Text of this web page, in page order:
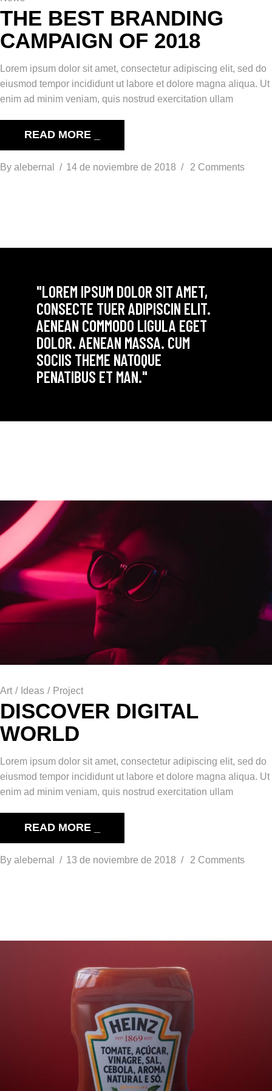
THE BEST BRANDING
CAMPAIGN OF 2018
Lorem ipsum dolor sit amet, consectetur adipiscing elit, sed do
eiusmod tempor incididunt ut labore et dolore magna aliqua. Ut
enim ad minim veniam, quis nostrud exercitation ullam
READ MORE _
By alebernal 14 de noviembre de 2018 2 Comments
"LOREM IPSUM DOLOR SIT AMET,
CONSECTE TUER ADIPISCIN ELIT.
AENEAN COMMODO LIGULA EGET
DOLOR. AENEAN MASSA. CUM
SOCIIS THEME NATOQUE
PENATIBUS ET MAN."
Art / Ideas / Project
DISCOVER DIGITAL
WORLD
Lorem ipsum dolor sit amet, consectetur adipiscing elit, sed do
eiusmod tempor incididunt ut labore et dolore magna aliqua. Ut
enim ad minim veniam, quis nostrud exercitation ullam
READ MORE _
By alebernal 13 de noviembre de 2018 2 Comments